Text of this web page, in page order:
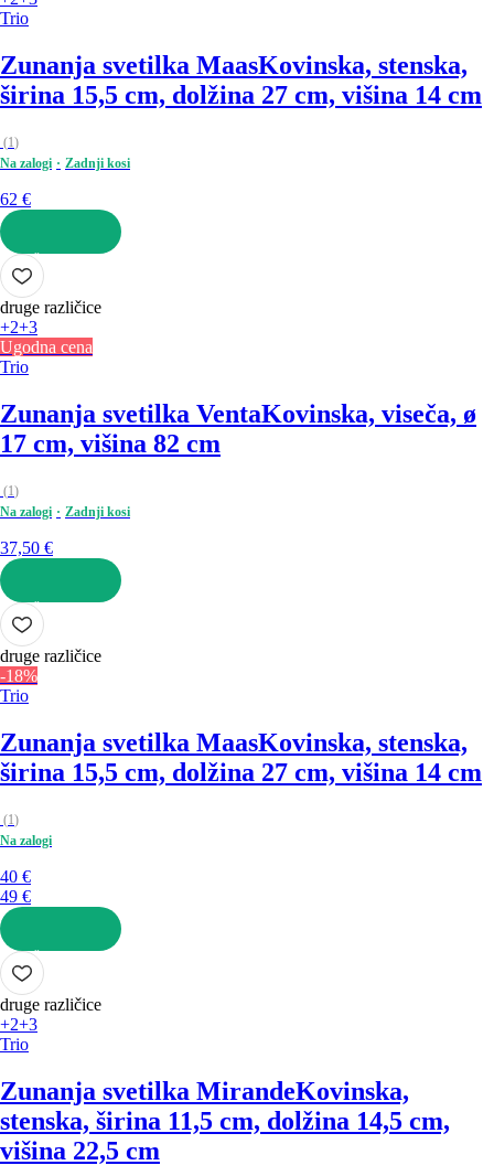
Trio
Zunanja svetilka MaasKovinska, stenska,
širina 15,5 cm, dolžina 27 cm, višina 14 cm
(1)
Na zalogi
Zadnji kosi
62 €
V KOŠARICO
druge različice
+2+3
Ugodna cena
Trio
Zunanja svetilka VentaKovinska, viseča, ø
17 cm, višina 82 cm
(1)
Na zalogi
Zadnji kosi
37,50 €
V KOŠARICO
druge različice
-18%
Trio
Zunanja svetilka MaasKovinska, stenska,
širina 15,5 cm, dolžina 27 cm, višina 14 cm
(1)
Na zalogi
40 €
49 €
V KOŠARICO
druge različice
+2+3
Trio
Zunanja svetilka MirandeKovinska,
stenska, širina 11,5 cm, dolžina 14,5 cm,
višina 22,5 cm